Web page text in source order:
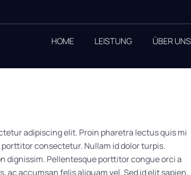
HOME LEISTUNG ÜBER UNS
adipiscing elit. Proin pharetra lectus quis mi
consectetur. Nullam id dolor turpis.
dignissim. Pellentesque porttitor congue orci a
ac accumsan felis aliquam vel. Sed id elit sapien.